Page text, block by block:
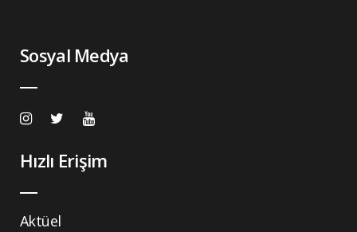
Sosyal Medya
Hızlı Erişim
Aktüel